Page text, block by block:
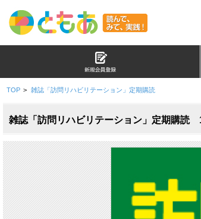
TOP > 雑誌「訪問リハビリテーション」定期購読
雑誌「訪問リハビリテーション」定期購読